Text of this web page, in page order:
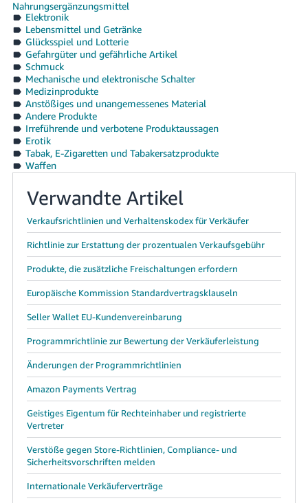
Nahrungsergänzungsmittel
Elektronik
Lebensmittel und Getränke
Glücksspiel und Lotterie
Gefahrgüter und gefährliche Artikel
Schmuck
Mechanische und elektronische Schalter
Medizinprodukte
Anstößiges und unangemessenes Material
Andere Produkte
Irreführende und verbotene Produktaussagen
Erotik
Tabak, E-Zigaretten und Tabakersatzprodukte
Waffen
Verwandte Artikel
Verkaufsrichtlinien und Verhaltenskodex für Verkäufer
Richtlinie zur Erstattung der prozentualen Verkaufsgebühr
Produkte, die zusätzliche Freischaltungen erfordern
Europäische Kommission Standardvertragsklauseln
Seller Wallet EU-Kundenvereinbarung
Programmrichtlinie zur Bewertung der Verkäuferleistung
Änderungen der Programmrichtlinien
Amazon Payments Vertrag
Geistiges Eigentum für Rechteinhaber und registrierte
Vertreter
Verstöße gegen Store-Richtlinien, Compliance- und
Sicherheitsvorschriften melden
Internationale Verkäuferverträge